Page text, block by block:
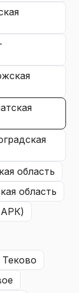
область
область
теково